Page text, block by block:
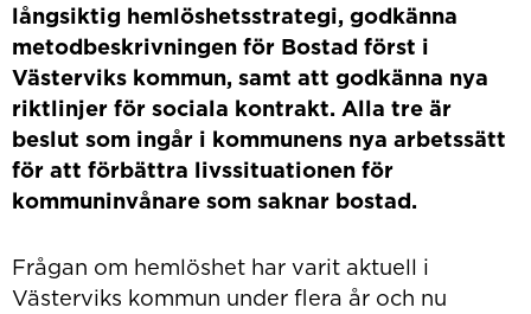
långsiktig hemlöshetsstrategi, godkänna
metodbeskrivningen för Bostad först i
Västerviks kommun, samt att godkänna nya
riktlinjer för sociala kontrakt. Alla tre är
beslut som ingår i kommunens nya arbetssätt
för att förbättra livssituationen för
kommuninvånare som saknar bostad.
Frågan om hemlöshet har varit aktuell i
Västerviks kommun under flera år och nu